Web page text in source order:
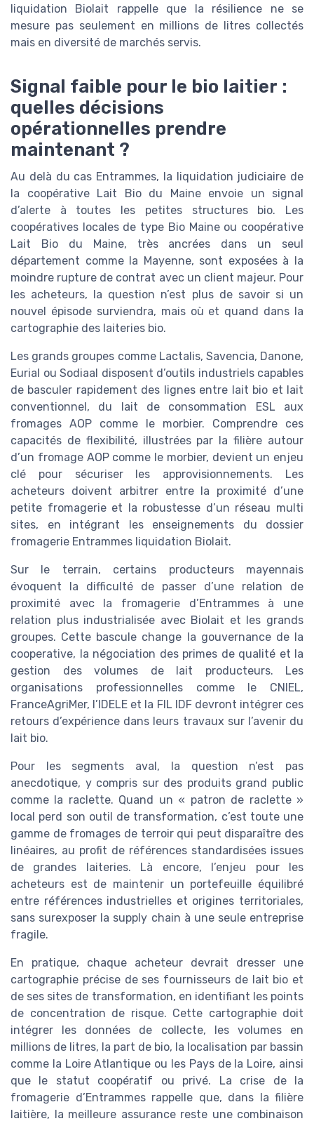
liquidation Biolait rappelle que la résilience ne se
mesure pas seulement en millions de litres collectés
mais en diversité de marchés servis.
Signal faible pour le bio laitier :
quelles décisions
opérationnelles prendre
maintenant ?
Au delà du cas Entrammes, la liquidation judiciaire de
la coopérative Lait Bio du Maine envoie un signal
d’alerte à toutes les petites structures bio. Les
coopératives locales de type Bio Maine ou coopérative
Lait Bio du Maine, très ancrées dans un seul
département comme la Mayenne, sont exposées à la
moindre rupture de contrat avec un client majeur. Pour
les acheteurs, la question n’est plus de savoir si un
nouvel épisode surviendra, mais où et quand dans la
cartographie des laiteries bio.
Les grands groupes comme Lactalis, Savencia, Danone,
Eurial ou Sodiaal disposent d’outils industriels capables
de basculer rapidement des lignes entre lait bio et lait
conventionnel, du lait de consommation ESL aux
fromages AOP comme le morbier. Comprendre ces
capacités de flexibilité, illustrées par la filière autour
d’un fromage AOP comme le morbier, devient un enjeu
clé pour sécuriser les approvisionnements. Les
acheteurs doivent arbitrer entre la proximité d’une
petite fromagerie et la robustesse d’un réseau multi
sites, en intégrant les enseignements du dossier
fromagerie Entrammes liquidation Biolait.
Sur le terrain, certains producteurs mayennais
évoquent la difficulté de passer d’une relation de
proximité avec la fromagerie d’Entrammes à une
relation plus industrialisée avec Biolait et les grands
groupes. Cette bascule change la gouvernance de la
cooperative, la négociation des primes de qualité et la
gestion des volumes de lait producteurs. Les
organisations professionnelles comme le CNIEL,
FranceAgriMer, l’IDELE et la FIL IDF devront intégrer ces
retours d’expérience dans leurs travaux sur l’avenir du
lait bio.
Pour les segments aval, la question n’est pas
anecdotique, y compris sur des produits grand public
comme la raclette. Quand un « patron de raclette »
local perd son outil de transformation, c’est toute une
gamme de fromages de terroir qui peut disparaître des
linéaires, au profit de références standardisées issues
de grandes laiteries. Là encore, l’enjeu pour les
acheteurs est de maintenir un portefeuille équilibré
entre références industrielles et origines territoriales,
sans surexposer la supply chain à une seule entreprise
fragile.
En pratique, chaque acheteur devrait dresser une
cartographie précise de ses fournisseurs de lait bio et
de ses sites de transformation, en identifiant les points
de concentration de risque. Cette cartographie doit
intégrer les données de collecte, les volumes en
millions de litres, la part de bio, la localisation par bassin
comme la Loire Atlantique ou les Pays de la Loire, ainsi
que le statut coopératif ou privé. La crise de la
fromagerie d’Entrammes rappelle que, dans la filière
laitière, la meilleure assurance reste une combinaison